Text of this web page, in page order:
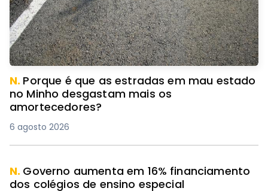
N. Porque é que as estradas em mau estado
no Minho desgastam mais os
amortecedores?
6 agosto 2026
N. Governo aumenta em 16% financiamento
dos colégios de ensino especial